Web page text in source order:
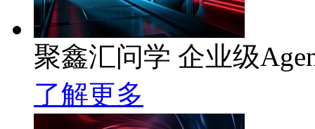
聚鑫汇问学 企业级
了解更多